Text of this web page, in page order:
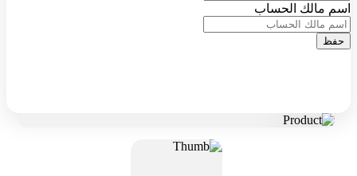
اسم مالك الحساب
حفظ